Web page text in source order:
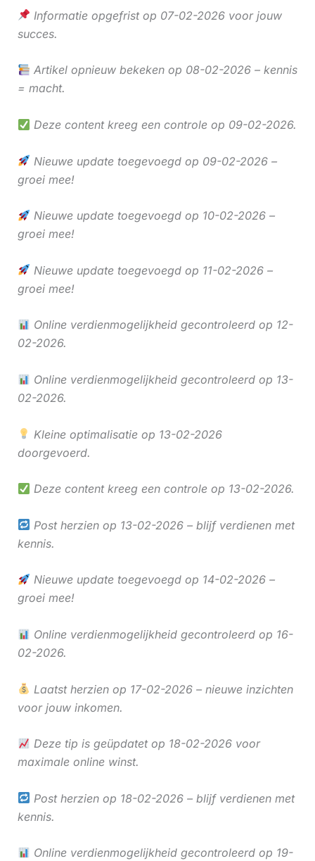
Informatie opgefrist op 07-02-2026 voor jouw
succes.
Artikel opnieuw bekeken op 08-02-2026 – kennis
= macht.
Deze content kreeg een controle op 09-02-2026.
Nieuwe update toegevoegd op 09-02-2026 –
groei mee!
Nieuwe update toegevoegd op 10-02-2026 –
groei mee!
Nieuwe update toegevoegd op 11-02-2026 –
groei mee!
Online verdienmogelijkheid gecontroleerd op 12-
02-2026.
Online verdienmogelijkheid gecontroleerd op 13-
02-2026.
Kleine optimalisatie op 13-02-2026
doorgevoerd.
Deze content kreeg een controle op 13-02-2026.
Post herzien op 13-02-2026 – blijf verdienen met
kennis.
Nieuwe update toegevoegd op 14-02-2026 –
groei mee!
Online verdienmogelijkheid gecontroleerd op 16-
02-2026.
Laatst herzien op 17-02-2026 – nieuwe inzichten
voor jouw inkomen.
Deze tip is geüpdatet op 18-02-2026 voor
maximale online winst.
Post herzien op 18-02-2026 – blijf verdienen met
kennis.
Online verdienmogelijkheid gecontroleerd op 19-